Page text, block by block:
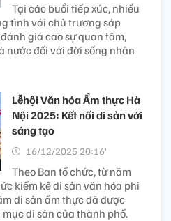
Tại các buổi tiếp xúc, nhiều
tình với chủ trương sáp
giá cao sự quan tâm,
nước đối với đời sống nhân
Lễhội Văn hóa Ẩm thực Hà
Nội 2025: Kết nối di sản với
sáng tạo
16/12/2025 20:16’
Theo Ban tổ chức, từ năm
kiểm kê di sản văn hóa phi
di sản ẩm thực đã được
di sản của thành phố.